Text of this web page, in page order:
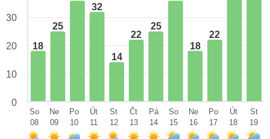
18
25
32
14
22
25
18
22
30
20
10
0
So
08
Ne
09
Po
10
Út
11
St
12
Čt
13
Pá
14
So
15
Ne
16
Po
17
Út
18
St
19